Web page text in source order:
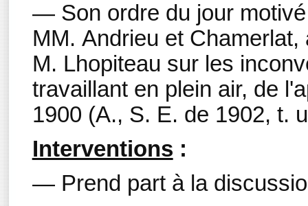
— Son ordre du jour
MM. Andrieu et
M. Lhopiteau sur les
travaillant en plein air, de
1900 (A., S. E. de 1902, t.
Interventions :
— Prend part à la